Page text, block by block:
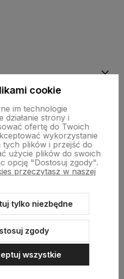
cookie
im technologie
działanie strony i
ofertę do Twoich
wykorzystanie
plików i przejść do
użycie plików do swoich
opcję "Dostosuj zgody".
przeczytasz w naszej
tylko niezbędne
zgody
wszystkie